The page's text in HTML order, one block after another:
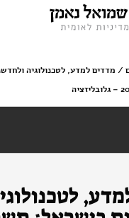
/ מדדים למדע, לטכנולוגיה